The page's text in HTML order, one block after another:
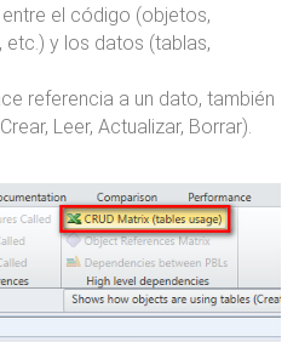
el código (objetos,
y los datos (tablas,
referencia a un dato, también
Leer, Actualizar, Borrar).